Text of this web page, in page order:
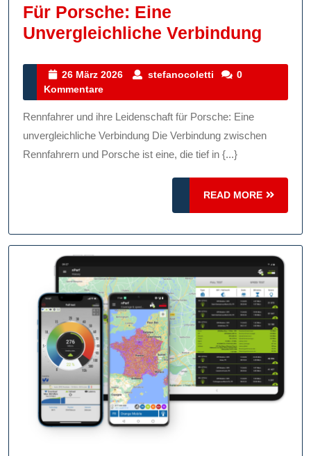
Für Porsche: Eine
Unvergleichliche Verbindung
26 März 2026
26
2026
stefanocoletti stefanocoletti
0
Kommentare
Rennfahrer und ihre Leidenschaft für Porsche: Eine
unvergleichliche Verbindung Die Verbindung zwischen
Rennfahrern und Porsche ist eine, die tief in {...}
READ MORE
READ
MORE